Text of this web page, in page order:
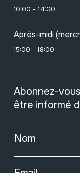
10:00 - 14:00
Après-midi
15:00 - 18:00
Abonnez-
être informé
Nom